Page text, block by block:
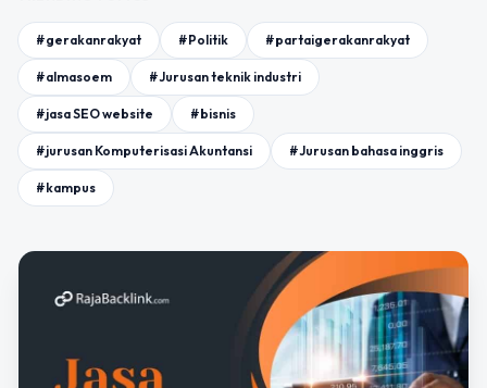
#gerakanrakyat #Politik #partaigerakanrakyat
#almasoem #Jurusan teknik industri
#jasa SEO website #bisnis
#jurusan Komputerisasi Akuntansi #Jurusan bahasa inggris
#kampus